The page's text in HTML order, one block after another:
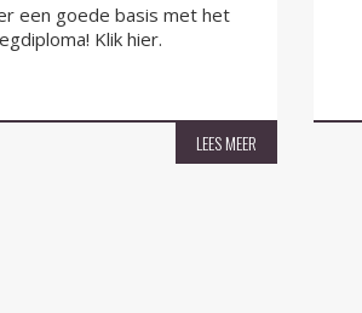
een goede basis met het
Klik hier.
LEES MEER